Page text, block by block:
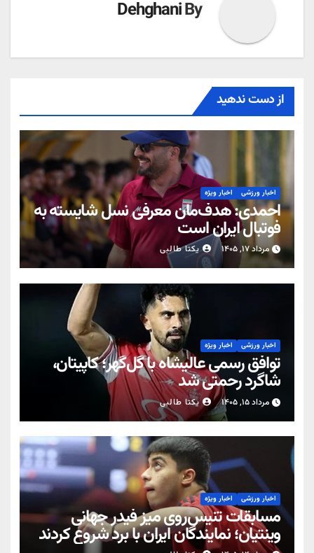
By
Dehghani
از دست ندهید
اخبار ورزشی اخبار ویژه
احمدی: هدف‌مان معرفی نسل شایسته به
فوتبال ایران است
مرداد ۱۷, ۱۴۰۵ یکتا طالبی
اخبار ورزشی اخبار ویژه
توافق رسمی عالیشاه با گل‌گهر؛ کاپیتان،
شاگرد رحمتی شد
مرداد ۱۵, ۱۴۰۵ یکتا طالبی
اخبار ورزشی اخبار ویژه
مسابقات تنیس‌روی میز فیدر جهانی
وینتیان؛ نمایندگان ایران با برد شروع کردند